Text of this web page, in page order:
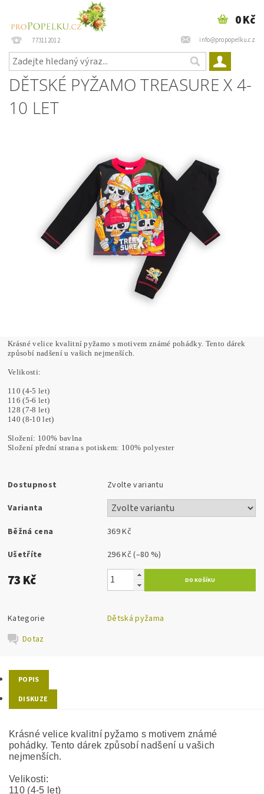
773112012 info@propopelku.cz
0 Kč
DĚTSKÉ PYŽAMO TREASURE X 4-
10 LET
Krásné velice kvalitní pyžamo s motivem známé pohádky. Tento dárek
způsobí nadšení u vašich nejmenších.
Velikosti:
110 (4-5 let)
116 (5-6 let)
128 (7-8 let)
140 (8-10 let)
Složení: 100% bavlna
Složení přední strana s potiskem: 100% polyester
Dostupnost
Zvolte variantu
Varianta
Běžná cena
369 Kč
Ušetříte
296 Kč(–80 %)
73 Kč
Kategorie
Dětská pyžama
Dotaz
POPIS
DISKUZE
Krásné velice kvalitní pyžamo s motivem známé
pohádky. Tento dárek způsobí nadšení u vašich
nejmenších.
Velikosti:
110 (4-5 let)